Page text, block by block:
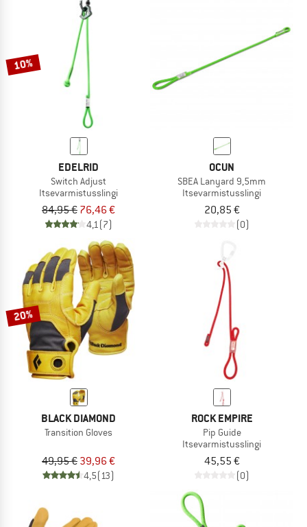
NOW UP TO 50% OFF
10%
EDELRID
Switch Adjust
Itsevarmistusslingi
84,95 € 76,46 €
4,1(7)
OCUN
SBEA Lanyard 9,5mm
Itsevarmistusslingi
20,85 €
(0)
20%
BLACK DIAMOND
Transition Gloves
49,95 € 39,96 €
4,5(13)
ROCK EMPIRE
Pip Guide
Itsevarmistusslingi
45,55 €
(0)